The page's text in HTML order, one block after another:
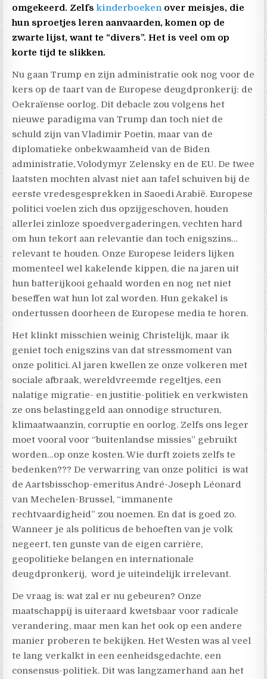
omgekeerd. Zelfskinderboekenover meisjes, die
hun sproetjes leren aanvaarden, komen op de
zwarte lijst, want te “divers”. Het is veel om op
korte tijd te slikken.
Nu gaan Trump en zijn administratie ook nog voor de
kers op de taart van de Europese deugdpronkerij: de
Oekraïense oorlog. Dit debacle zou volgens het
nieuwe paradigma van Trump dan toch niet de
schuld zijn van Vladimir Poetin, maar van de
diplomatieke onbekwaamheid van de Biden
administratie, Volodymyr Zelensky en de EU. De twee
laatsten mochten alvast niet aan tafel schuiven bij de
eerste vredesgesprekken in Saoedi Arabië. Europese
politici voelen zich dus opzijgeschoven, houden
allerlei zinloze spoedvergaderingen, vechten hard
om hun tekort aan relevantie dan toch enigszins…
relevant te houden. Onze Europese leiders lijken
momenteel wel kakelende kippen, die na jaren uit
hun batterijkooi gehaald worden en nog net niet
beseffen wat hun lot zal worden. Hun gekakel is
ondertussen doorheen de Europese media te horen.
Het klinkt misschien weinig Christelijk, maar ik
geniet toch enigszins van dat stressmoment van
onze politici. Al jaren kwellen ze onze volkeren met
sociale afbraak, wereldvreemde regeltjes, een
nalatige migratie- en justitie-politiek en verkwisten
ze ons belastinggeld aan onnodige structuren,
klimaatwaanzin, corruptie en oorlog. Zelfs ons leger
moet vooral voor “buitenlandse missies” gebruikt
worden…op onze kosten. Wie durft zoiets zelfs te
bedenken??? De verwarring van onze politici is wat
de Aartsbisschop-emeritus André-Joseph Léonard
van Mechelen-Brussel, “immanente
rechtvaardigheid” zou noemen. En dat is goed zo.
Wanneer je als politicus de behoeften van je volk
negeert, ten gunste van de eigen carrière,
geopolitieke belangen en internationale
deugdpronkerij, word je uiteindelijk irrelevant.
De vraag is: wat zal er nu gebeuren? Onze
maatschappij is uiteraard kwetsbaar voor radicale
verandering, maar men kan het ook op een andere
manier proberen te bekijken. Het Westen was al veel
te lang verkalkt in een eenheidsgedachte, een
consensus-politiek. Dit was langzamerhand aan het